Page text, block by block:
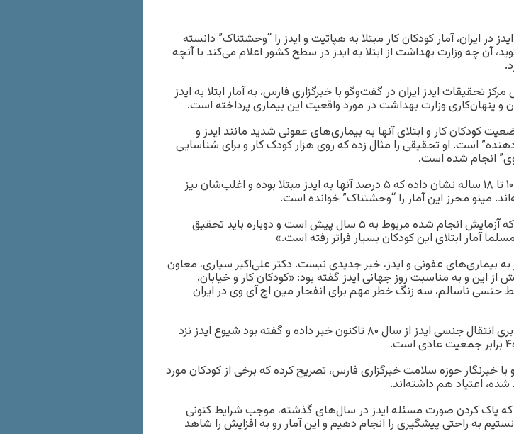
در ایران، آمار کودکان کار مبتلا به هپاتیت و ایدز را “وحشتناک” دانسته
آن چه وزارت بهداشت از ابتلا به ایدز در سطح کشور اعلام می‌کند با آنچه
تحقیقات ایدز ایران در گفت‌وگو با خبرگزاری فارس، به آمار ابتلا به ایدز
و پنهان‌کاری وزارت بهداشت در مورد واقعیت این بیماری پرداخته است.
کودکان کار و ابتلای آنها به بیماری‌های عفونی شدید مانند ایدز و
است. او تحقیقی را مثال زده که روی هزار کودک کار و برای شناسایی
وی” انجام شده است.
بررسی بر روی کودکان ۱۰ تا ۱۸ ساله نشان داده که ۵ درصد آنها به ایدز مبتلا بوده و اغلب‌شان نیز
مینو محرز این آمار را “وحشتناک” خوانده است.
دکتر محرز تاکید کرده که آزمایش انجام شده مربوط به ۵ سال پیش است و دوباره باید تحقیق
آمار ابتلای این کودکان بسیار فراتر رفته است.»
به بیماری‌های عفونی و ایدز، خبر جدیدی نیست. دکتر علی‌اکبر سیاری، معاون
از این و به مناسبت روز جهانی ایدز گفته بود: «کودکان کار و خیابان،
جنسی ناسالم، سه زنگ خطر مهم برای انفجار مین اچ آی وی در ایران
بسیاری از رشد سه برابری انتقال جنسی ایدز از سال ۸۰ تاکنون خبر داده و گفته بود شیوع ایدز نزد
خبرنگار حوزه سلامت خبرگزاری فارس، تصریح کرده که برخی از کودکان مورد
اعتیاد هم داشته‌اند.
که پاک کردن صورت مسئله ایدز در سال‌های گذشته، موجب شرایط کنونی
به راحتی پیشگیری را انجام دهیم و این آمار رو به افزایش را شاهد